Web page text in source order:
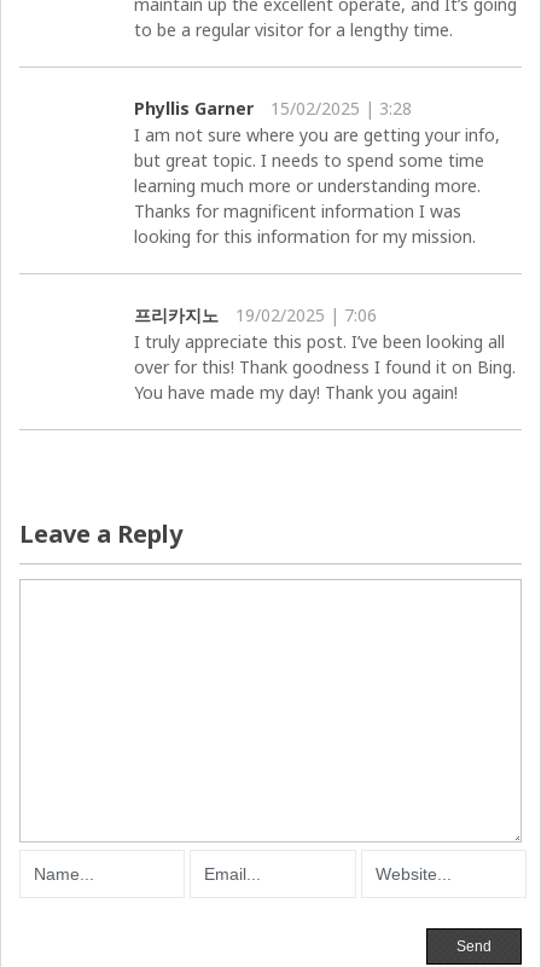
to be a regular visitor for a lengthy time.
Phyllis Garner
15/02/2025 | 3:28
I am not sure where you are getting your info,
but great topic. I needs to spend some time
learning much more or understanding more.
Thanks for magnificent information I was
looking for this information for my mission.
프리카지노
19/02/2025 | 7:06
I truly appreciate this post. I’ve been looking all
over for this! Thank goodness I found it on Bing.
You have made my day! Thank you again!
Leave a Reply